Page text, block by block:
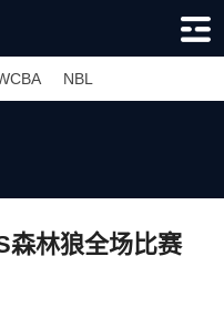
NBL
森林狼全场比赛